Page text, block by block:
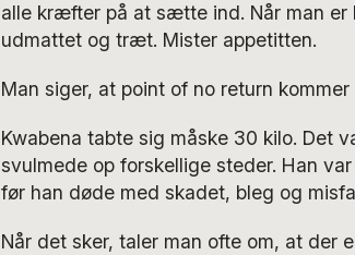
alle kræfter på at sætte ind. Når man er
udmattet og træt. Mister appetitten.
Man siger, at point of no return
Kwabena tabte sig måske 30 kilo. Det
svulmede op forskellige steder. Han
før han døde med skadet, bleg og
Når det sker, taler man ofte om, at der